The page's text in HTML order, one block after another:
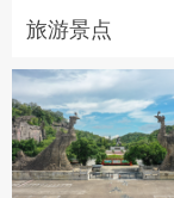
旅游景点